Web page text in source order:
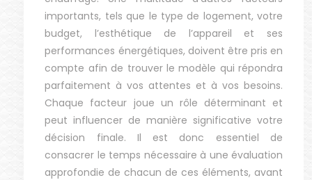
importants, tels que le type de logement, votre
budget, l’esthétique de l’appareil et ses
performances énergétiques, doivent être pris en
compte afin de trouver le modèle qui répondra
parfaitement à vos attentes et à vos besoins.
Chaque facteur joue un rôle déterminant et
peut influencer de manière significative votre
décision finale. Il est donc essentiel de
consacrer le temps nécessaire à une évaluation
approfondie de chacun de ces éléments, avant